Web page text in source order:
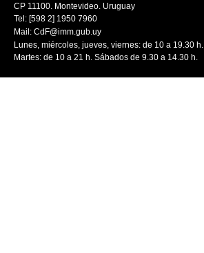
CP 11100. Montevideo. Uruguay
Tel: [598 2] 1950 7960
Mail: CdF@imm.gub.uy
Lunes, miércoles, jueves, viernes: de 10 a 19.30 h.
Martes: de 10 a 21 h. Sábados de 9.30 a 14.30 h.